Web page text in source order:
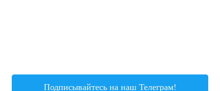
Подписывайтесь на наш Телеграм!